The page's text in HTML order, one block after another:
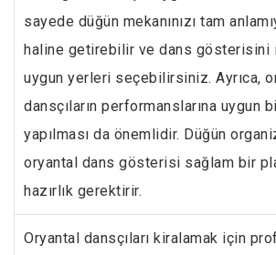
sayede düğün mekanınızı tam
haline getirebilir ve dans gösterisini
uygun yerleri seçebilirsiniz. Ayrıca,
dansçıların performanslarına uygun
yapılması da önemlidir. Düğün
oryantal dans gösterisi sağlam bir
hazırlık gerektirir.
Oryantal dansçıları kiralamak için